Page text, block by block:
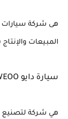
المبيعات
سيارة دايو DAWEOO